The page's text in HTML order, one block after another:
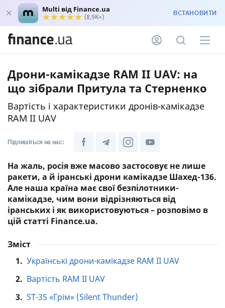
Multi від Finance.ua
(8,9K+) ВСТАНОВИТИ
Дрони-камікадзе RAM II UAV: на
що зібрали Притула та Стерненко
Вартість і характеристики дронів-камікадзе
RAM II UAV
Підпишіться на нас:
На жаль, росія вже масово застосовує не лише
ракети, а й іранські дрони камікадзе Шахед-136.
Але наша країна має свої безпілотники-
камікадзе, чим вони відрізняються від
іранських і як використовуються – розповімо в
цій статті Finance.ua.
Зміст
1. Українські дрони-камікадзе RAM II UAV
2. Вартість RAM II UAV
3. ST-35 «Грім» (Silent Thunder)